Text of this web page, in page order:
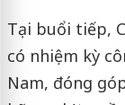
Tại buổi tiếp,
có nhiệm kỳ
Nam, đóng